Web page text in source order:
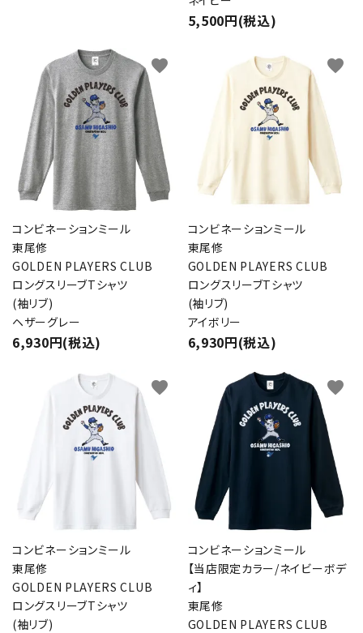
5,500円(税込)
コンビネーションミール
東尾修
GOLDEN PLAYERS CLUB
ロングスリーブTシャツ
(袖リブ)
ヘザーグレー
6,930円(税込)
favorite
コンビネーションミール
東尾修
GOLDEN PLAYERS CLUB
ロングスリーブTシャツ
(袖リブ)
アイボリー
6,930円(税込)
favorite
コンビネーションミール
東尾修
GOLDEN PLAYERS CLUB
ロングスリーブTシャツ
(袖リブ)
favorite
コンビネーションミール
【当店限定カラー/ネイビーボデ
ィ】
東尾修
GOLDEN PLAYERS CLUB
favorite